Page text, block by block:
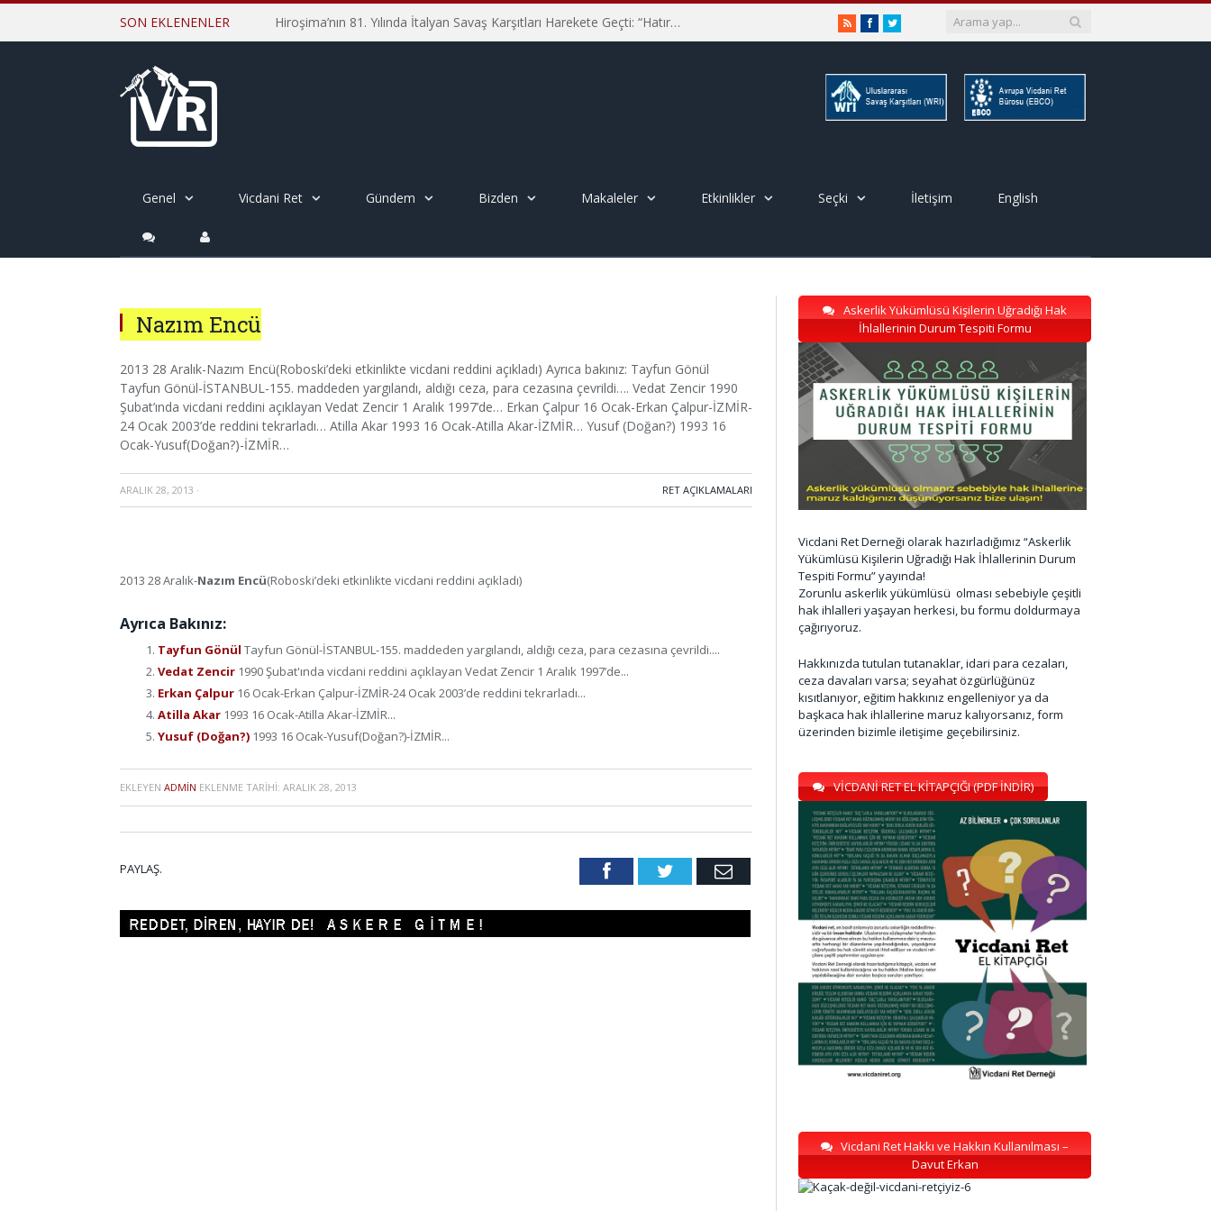
SON EKLENENLER Hiroşima’nın 81. Yılında İtalyan Savaş Karşıtları Harekete Geçti: “Hatırlamak yeterli değil” RSSFacebookTwitter
Genel Vicdani Ret Gündem Bizden Makaleler Etkinlikler Seçki İletişim English
Nazım Encü
2013 28 Aralık-Nazım Encü(Roboski’deki etkinlikte vicdani reddini açıkladı) Ayrıca bakınız: Tayfun Gönül
Tayfun Gönül-İSTANBUL-155. maddeden yargılandı, aldığı ceza, para cezasına çevrildi…. Vedat Zencir 1990
Şubat’ında vicdani reddini açıklayan Vedat Zencir 1 Aralık 1997’de… Erkan Çalpur 16 Ocak-Erkan Çalpur-İZMİR-
24 Ocak 2003’de reddini tekrarladı… Atilla Akar 1993 16 Ocak-Atilla Akar-İZMİR… Yusuf (Doğan?) 1993 16
Ocak-Yusuf(Doğan?)-İZMİR…
ARALIK 28, 2013 · RET AÇIKLAMALARI
2013 28 Aralık-Nazım Encü(Roboski’deki etkinlikte vicdani reddini açıkladı)
Ayrıca Bakınız:
Tayfun Gönül Tayfun Gönül-İSTANBUL-155. maddeden yargılandı, aldığı ceza, para cezasına çevrildi....
Vedat Zencir 1990 Şubat'ında vicdani reddini açıklayan Vedat Zencir 1 Aralık 1997’de...
Erkan Çalpur 16 Ocak-Erkan Çalpur-İZMİR-24 Ocak 2003’de reddini tekrarladı...
Atilla Akar 1993 16 Ocak-Atilla Akar-İZMİR...
Yusuf (Doğan?) 1993 16 Ocak-Yusuf(Doğan?)-İZMİR...
EKLEYEN ADMIN EKLENME TARIHI: ARALIK 28, 2013
PAYLAŞ. FacebookTwitter Email
Askerlik Yükümlüsü Kişilerin Uğradığı Hak
İhlallerinin Durum Tespiti Formu
Vicdani Ret Derneği olarak hazırladığımız “Askerlik
Yükümlüsü Kişilerin Uğradığı Hak İhlallerinin Durum
Tespiti Formu” yayında!
Zorunlu askerlik yükümlüsü olması sebebiyle çeşitli
hak ihlalleri yaşayan herkesi, bu formu doldurmaya
çağırıyoruz.
Hakkınızda tutulan tutanaklar, idari para cezaları,
ceza davaları varsa; seyahat özgürlüğünüz
kısıtlanıyor, eğitim hakkınız engelleniyor ya da
başkaca hak ihlallerine maruz kalıyorsanız, form
üzerinden bizimle iletişime geçebilirsiniz.
VİCDANİ RET EL KİTAPÇIĞI (PDF İNDİR)
Vicdani Ret Hakkı ve Hakkın Kullanılması –
Davut Erkan